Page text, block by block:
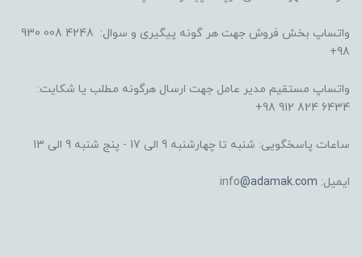
واتساپ بخش فروش جهت هر گونه پیگیری و سوال: 4248 008 930
98+
واتساپ مستقیم مدیر عامل جهت ارسال هرگونه مطلب یا شکایت:
6434 824 912 98+
ساعات پاسخگویی: شنبه تا چهارشنبه 9 الی 17 - پنج شنبه 9 الی 13
ایمیل: info @adamak.com